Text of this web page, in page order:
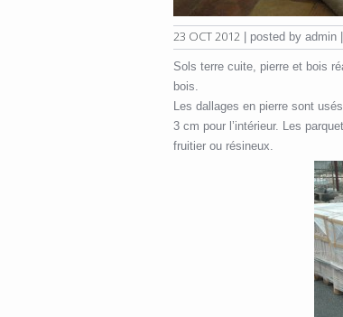
23 OCT 2012 | posted by admin
Sols terre cuite, pierre et bois
bois.
Les dallages en pierre sont
3 cm pour l’intérieur. Les
fruitier ou résineux.